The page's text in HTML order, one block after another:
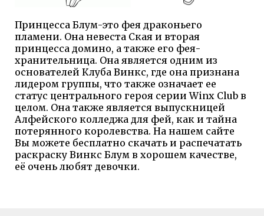
Принцесса Блум-это фея драконьего
пламени. Она невеста Ская и вторая
принцесса домино, а также его фея-
хранительница. Она является одним из
основателей Клуба Винкс, где она признана
лидером группы, что также означает ее
статус центрального героя серии Winx Club в
целом. Она также является выпускницей
Алфейского колледжа для фей, как и тайна
потерянного королевства. На нашем сайте
Вы можете бесплатно скачать и распечатать
раскраску Винкс Блум в хорошем качестве,
её очень любят девочки.